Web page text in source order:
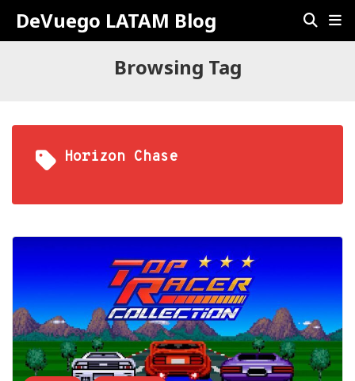
DeVuego LATAM Blog
Browsing Tag
Horizon Chase